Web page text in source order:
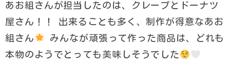
あお組さんが担当したのは、クレープとドーナツ
屋さん！！ 出来ることも多く、制作が得意なあお
組さん
みんなが頑張って作った商品は、どれも
本物のようでとっても美味しそうでした